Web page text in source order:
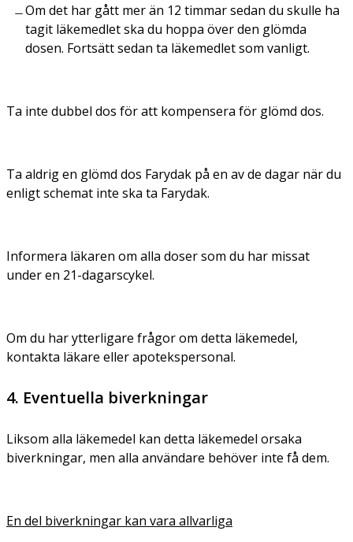
Om det har gått mer än 12 timmar sedan du skulle ha
tagit läkemedlet ska du hoppa över den glömda
dosen. Fortsätt sedan ta läkemedlet som vanligt.
Ta inte dubbel dos för att kompensera för glömd dos.
Ta aldrig en glömd dos Farydak på en av de dagar när du
enligt schemat inte ska ta Farydak.
Informera läkaren om alla doser som du har missat
under en 21-dagarscykel.
Om du har ytterligare frågor om detta läkemedel,
kontakta läkare eller apotekspersonal.
4. Eventuella biverkningar
Liksom alla läkemedel kan detta läkemedel orsaka
biverkningar, men alla användare behöver inte få dem.
En del biverkningar kan vara allvarliga